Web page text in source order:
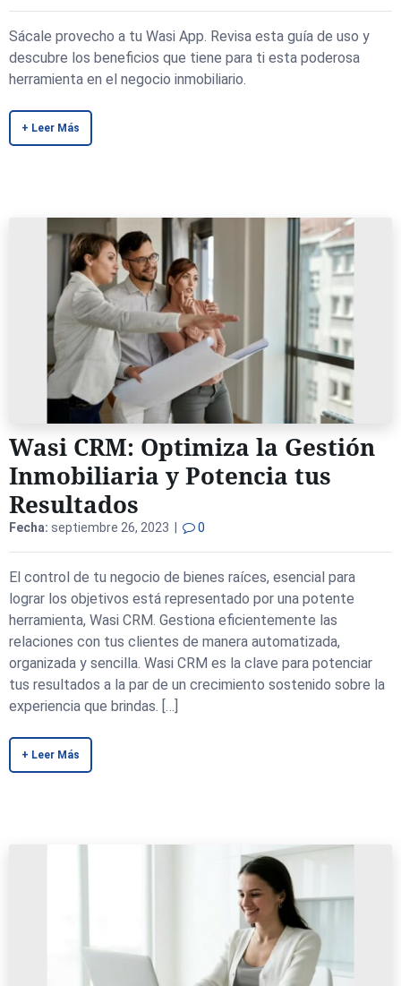
Sácale provecho a tu Wasi App. Revisa esta guía de uso y
descubre los beneficios que tiene para ti esta poderosa
herramienta en el negocio inmobiliario.
+ Leer Más
Wasi CRM: Optimiza la Gestión
Inmobiliaria y Potencia tus
Resultados
Fecha: septiembre 26, 2023 | 0
El control de tu negocio de bienes raíces, esencial para
lograr los objetivos está representado por una potente
herramienta, Wasi CRM. Gestiona eficientemente las
relaciones con tus clientes de manera automatizada,
organizada y sencilla. Wasi CRM es la clave para potenciar
tus resultados a la par de un crecimiento sostenido sobre la
experiencia que brindas. […]
+ Leer Más